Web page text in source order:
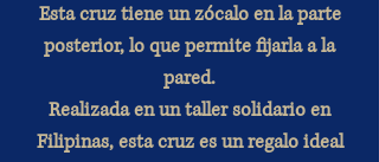
Esta cruz tiene un zócalo en la parte
posterior, lo que permite fijarla a la
pared.
Realizada en un taller solidario en
Filipinas, esta cruz es un regalo ideal